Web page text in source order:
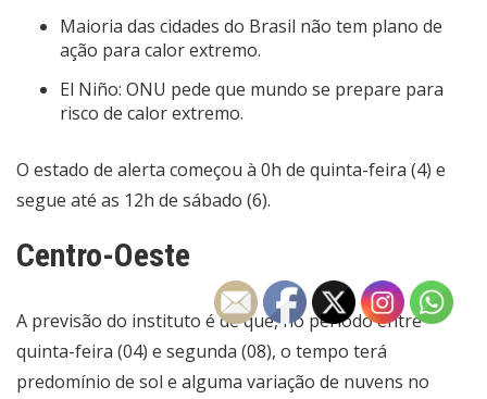
Maioria das cidades do Brasil não tem plano de
ação para calor extremo.
El Niño: ONU pede que mundo se prepare para
risco de calor extremo.
O estado de alerta começou à 0h de quinta-feira (4) e
segue até as 12h de sábado (6).
Centro-Oeste
A previsão do instituto é de que, no período entre
quinta-feira (04) e segunda (08), o tempo terá
predomínio de sol e alguma variação de nuvens no